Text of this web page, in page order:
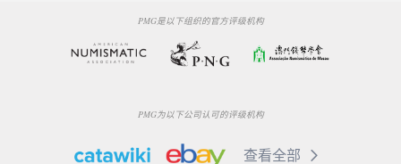
PMG是以下组织的官方评级机构
PMG为以下公司认可的评级机构
查看全部